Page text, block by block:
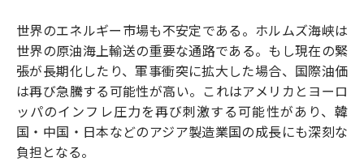
世界のエネルギー市場も不安定である。ホルムズ海峡は
世界の原油海上輸送の重要な通路である。もし現在の緊
張が長期化したり、軍事衝突に拡大した場合、国際油価
は再び急騰する可能性が高い。これはアメリカとヨーロ
ッパのインフレ圧力を再び刺激する可能性があり、韓
国・中国・日本などのアジア製造業国の成長にも深刻な
負担となる。